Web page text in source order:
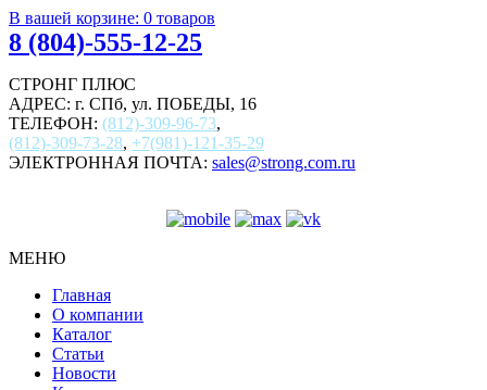
В вашей корзине: 0 товаров
8 (804)-555-12-25
СТРОНГ ПЛЮС
АДРЕС: г. СПб, ул. ПОБЕДЫ, 16
ТЕЛЕФОН: (812)-309-96-73,
(812)-309-73-28, +7(981)-121-35-29
ЭЛЕКТРОННАЯ ПОЧТА: sales@strong.com.ru
МЕНЮ
Главная
О компании
Каталог
Статьи
Новости